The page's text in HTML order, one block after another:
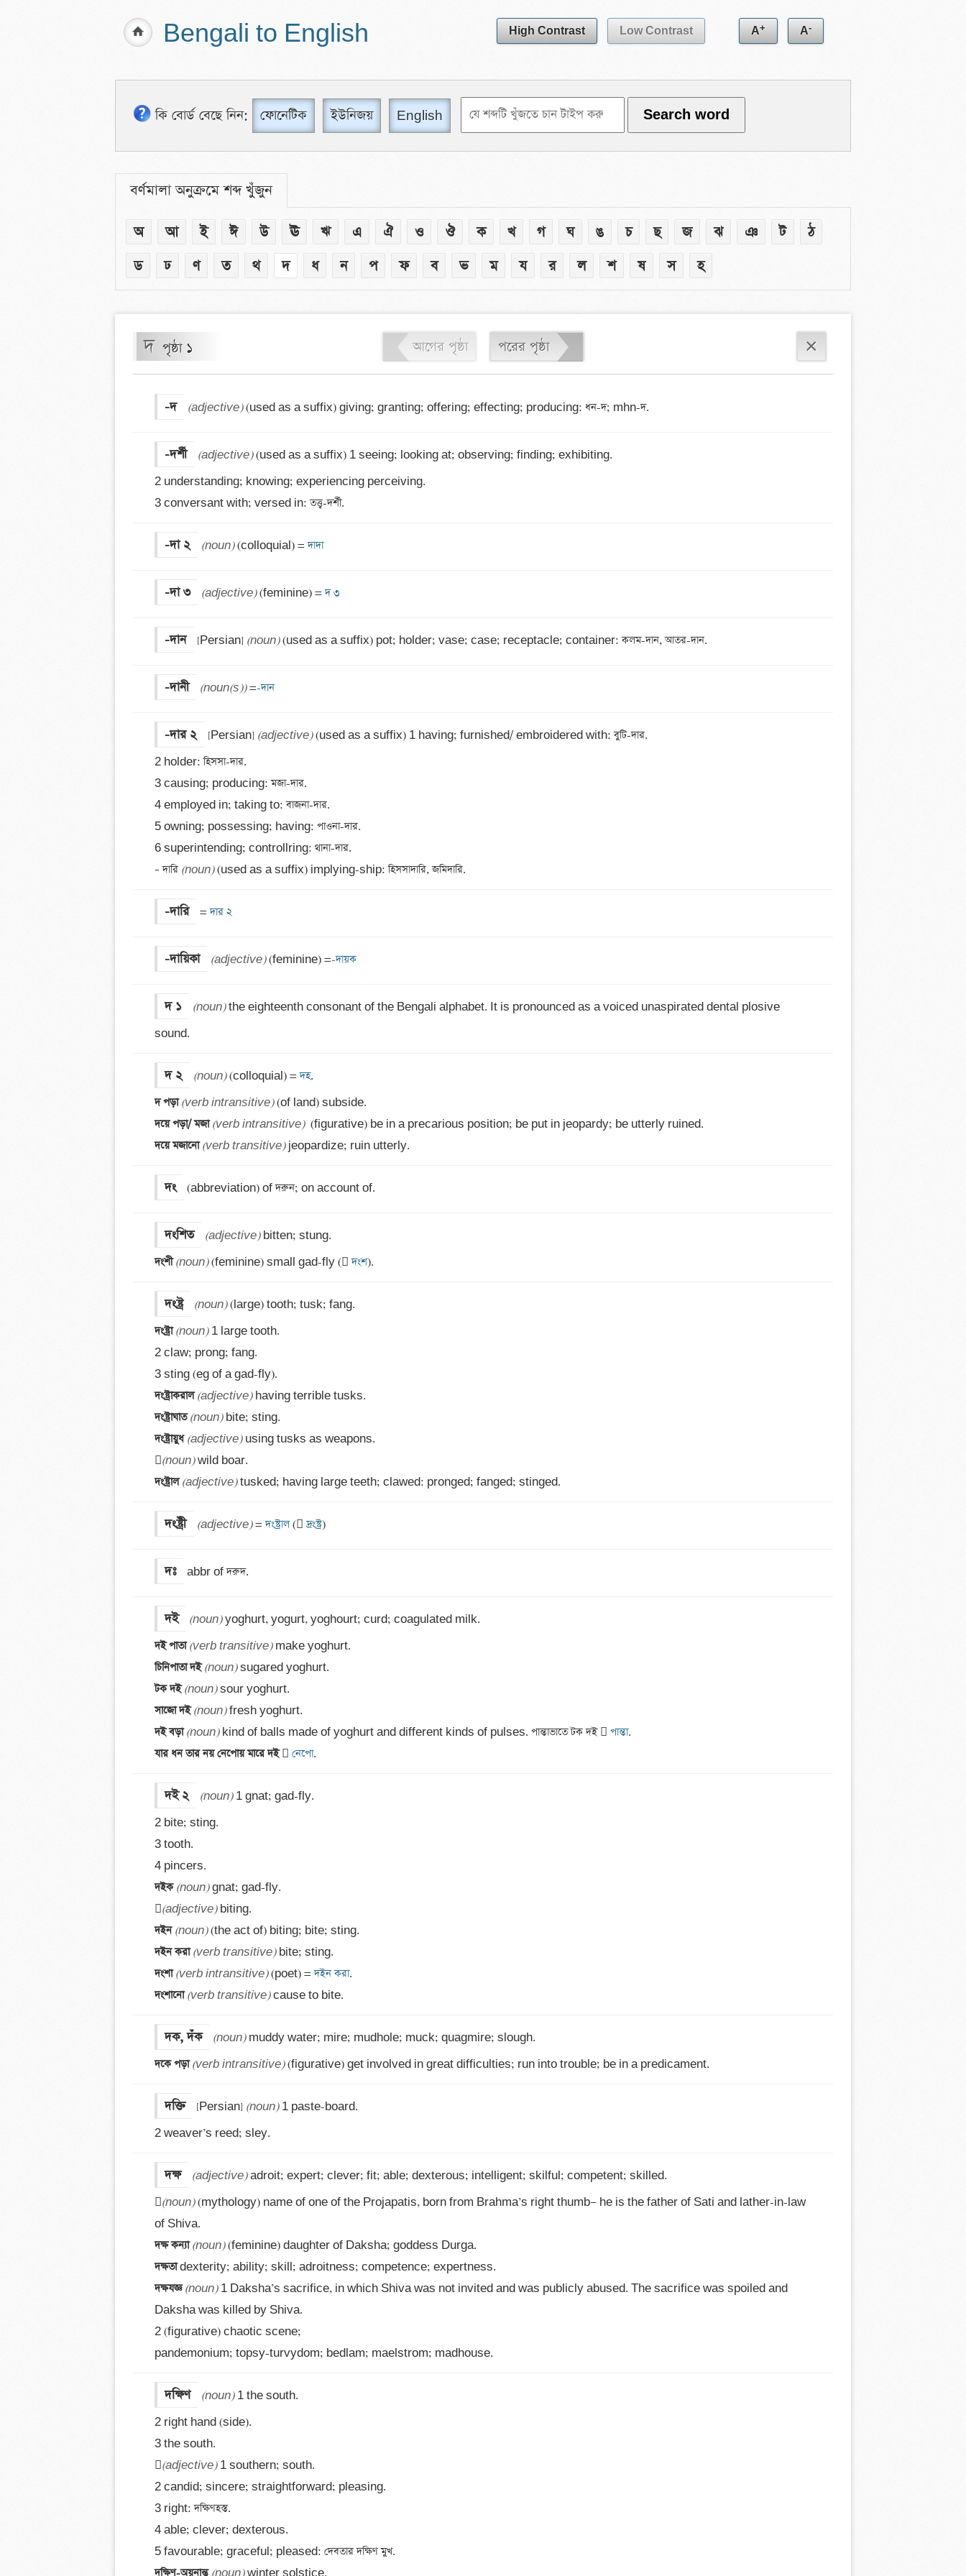
Bengali to English High Contrast Low Contrast A+ A-
কি বোর্ড বেছে নিন: ফোনেটিক ইউনিজয় English
বর্ণমালা অনুক্রমে শব্দ খুঁজুন
অ আ ই ঈ উ ঊ ঋ এ ঐ ও ঔ ক খ গ ঘ ঙ চ ছ জ ঝ ঞ ট
ঠ
ড
ঢ ণ ত থ দ ধ ন প ফ ব ভ ম য র ল শ ষ স হ
দ পৃষ্ঠা ১ আগের পৃষ্ঠা পরের পৃষ্ঠা ×
-দ (adjective) (used as a suffix) giving; granting; offering; effecting; producing: ধন-দ; mhn-দ.
-দর্শী (adjective) (used as a suffix) 1 seeing; looking at; observing; finding; exhibiting.
2 understanding; knowing; experiencing perceiving.
3 conversant with; versed in: তত্ত্ব-দর্শী.
-দা ২ (noun) (colloquial) = দাদা
-দা ৩ (adjective) (feminine) = দ ৩
-দান [Persian] (noun) (used as a suffix) pot; holder; vase; case; receptacle; container: কলম-দান, আতর-দান.
-দানী (noun(s)) =-দান
-দার ২ [Persian] (adjective) (used as a suffix) 1 having; furnished/ embroidered with: বুটি-দার.
2 holder: হিসসা-দার.
3 causing; producing: মজা-দার.
4 employed in; taking to: বাজনা-দার.
5 owning; possessing; having: পাওনা-দার.
6 superintending; controllring: থানা-দার.
– দারি (noun) (used as a suffix) implying-ship: হিসসাদারি, জমিদারি.
-দারি = দার ২
-দায়িকা (adjective) (feminine) =-দায়ক
দ ১ (noun) the eighteenth consonant of the Bengali alphabet. It is pronounced as a voiced unaspirated dental plosive
sound.
দ ২ (noun) (colloquial) = দহ
দ পড়া (verb intransitive)
দয়ে পড়া/ মজা (verb intransitive)
দয়ে মজানো (verb transitive) jeopardize; ruin utterly.
দং (abbreviation) of দরুন; on account of.
দংশিত (adjective)
দংশী (noun) (feminine) small gad-fly ( দংশ).
দংষ্ট্র (noun)
দংষ্ট্রা (noun) 1 large tooth.
2 claw; prong; fang.
দংষ্ট্রাকরাল (adjective)
দংষ্ট্রাঘাত (noun)
দংষ্ট্রায়ুধ (adjective) using tusks as weapons.
(noun)
দংষ্ট্রাল (adjective) tusked; having large teeth; clawed: pronged; fanged; stinged.
দংষ্ট্রী (adjective) = দংষ্ট্রাল ( দ্রংষ্ট্র)
দঃ abbr of দরুদ.
দই (noun)
দই পাতা (verb transitive)
চিনিপাতা দই (noun)
টক দই (noun)
সাজো দই (noun)
দই বড়া (noun) kind of balls made of yoghurt and different kinds of pulses. পান্তাভাতে টক দই  পান্তা
যার ধন তার নয় নেপোয় মারে দই  নেপো.
দই ২ (noun) 1 gnat; gad-fly.
2 bite; sting.
3 tooth.
দইক (noun) gnat; gad-fly.
(adjective)
দইন (noun)
দইন করা (verb transitive)
দংশা (verb intransitive) (poet) = দইন করা
দংশানো (verb transitive) cause to bite.
দক, দঁক (noun)
দকে পড়া (verb intransitive) (figurative) get involved in great difficulties; run into trouble; be in a predicament.
দক্তি [Persian] (noun) 1 paste-board.
2 weaver’s reed; sley.
দক্ষ (adjective) adroit; expert; clever; fit; able; dexterous; intelligent; skilful; competent; skilled.
(noun) (mythology) name of one of the Projapatis, born from Brahma’s right thumb— he is the father of Sati and lather-in-law
দক্ষ কন্যা (noun)
দক্ষতা
দক্ষযজ্ঞ (noun) 1 Daksha’s sacrifice, in which Shiva was not invited and was publicly abused. The sacrifice was spoiled and
Daksha was killed by Shiva.
2 (figurative) chaotic scene;
pandemonium; topsy-turvydom; bedlam; maelstrom; madhouse.
দক্ষিণ (noun) 1 the south.
2 right hand (side).
3 the south.
(adjective) 1 southern; south.
2 candid; sincere; straightforward; pleasing.
3 right: দক্ষিণহস্ত.
4 able; clever; dexterous.
দক্ষিণ-অয়নান্ত (noun)